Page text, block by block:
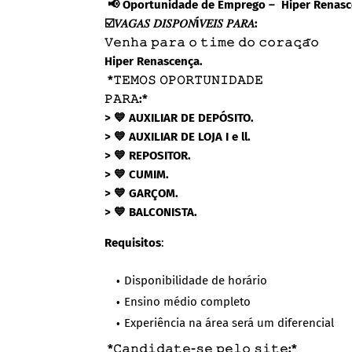
📢 Oportunidade de Emprego – Hiper
☑️𝑉𝐴𝐺𝐴𝑆 𝐷𝐼𝑆𝑃𝑂𝑁Í𝑉𝐸𝐼𝑆 𝑃𝐴𝑅𝐴:
𝚅𝚎𝚗𝚑𝚊 𝚙𝚊𝚛𝚊 𝚘 𝚝𝚒𝚖𝚎 𝚍𝚘 𝚌𝚘𝚛𝚊𝚌̧𝚊̃𝚘
Hiper Renascença.
*𝚃𝙴𝙼𝙾𝚂 𝙾𝙿𝙾𝚁𝚃𝚄𝙽𝙸𝙳𝙰𝙳𝙴
𝙿𝙰𝚁𝙰:*
> 💙 AUXILIAR DE DEPÓSITO.
> 💙 AUXILIAR DE LOJA I e ll.
> 💙 REPOSITOR.
> 💙 CUMIM.
> 💙 GARÇOM.
> 💙 BALCONISTA.
Requisitos:
Disponibilidade de horário
Ensino médio completo
Experiência na área será um diferencial
*𝙲𝚊𝚗𝚍𝚒𝚍𝚊𝚝𝚎-𝚜𝚎 𝚙𝚎𝚕𝚘 𝚜𝚒𝚝𝚎:*